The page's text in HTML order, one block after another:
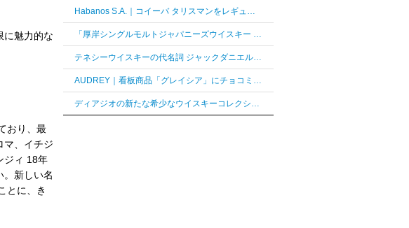
に魅力的な
おり、最
マ、イチジ
ジィ 18年
。新しい名
とに、き
Habanos S.A.｜コイーバ タリスマンをレギュラーラインとして復活
「厚岸シングルモルトジャパニーズウイスキー 花ぐはし カリンパニ」が最高金賞、ジャパングランプリ受賞
テネシーウイスキーの代名詞 ジャックダニエル「ジャックダニエル マクラーレン2026ラベル」を数量限定発売
AUDREY｜看板商品「グレイシア」にチョコミントフレーバー「グレイシア チョコミンティ」が新登場
ディアジオの新たな希少なウイスキーコレクション「レア シリーズ」が2026年7月7日（火）より日本発売